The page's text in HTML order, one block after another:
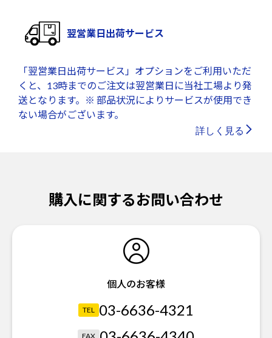
翌営業日出荷サービス
「翌営業日出荷サービス」オプションをご利用いただ
くと、13時までのご注文は翌営業日に当社工場より発
送となります。※ 部品状況によりサービスが使用でき
ない場合がございます。
詳しく見る
購入に関するお問い合わせ
個人のお客様
TEL 03-6636-4321
FAX